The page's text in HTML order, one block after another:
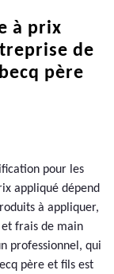
à prix
de
père
pour les
appliqué dépend
à appliquer,
et frais de main
professionnel, qui
père et fils est